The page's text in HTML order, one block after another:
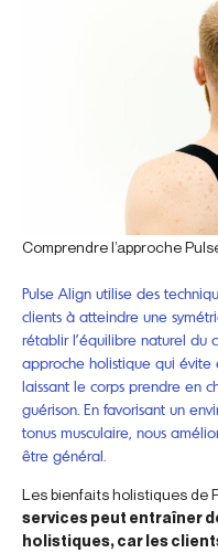
Comprendre l’approche
Pulse Align utilise des
clients à atteindre une
rétablir l’équilibre naturel du
approche holistique qui évite
laissant le corps prendre en
guérison. En favorisant un
tonus musculaire, nous
être général.
Les bienfaits holistiques de
services peut entraîner
holistiques, car les